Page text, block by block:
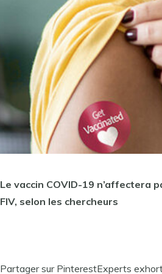
Le vaccin COVID-19 n’affectera
FIV, selon les chercheurs
Partager sur PinterestExperts